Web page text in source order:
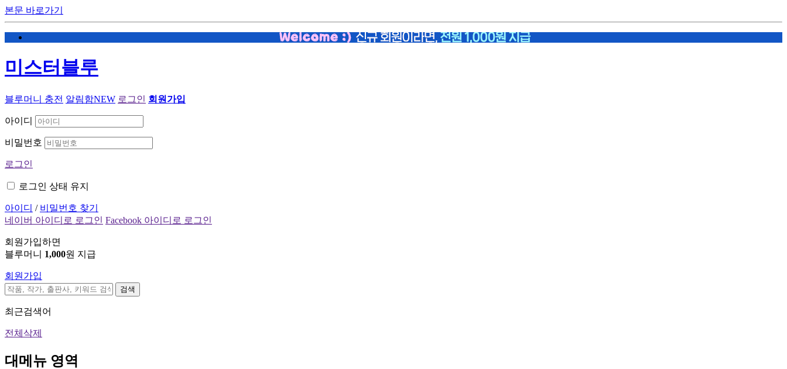
본문 바로가기
미스터블루
블루머니 충전 알림함NEW 로그인 회원가입
아이디
비밀번호
로그인
로그인 상태 유지
아이디 / 비밀번호 찾기
네이버 아이디로 로그인 Facebook 아이디로 로그인
회원가입하면
블루머니 1,000원 지급
회원가입
검색
최근검색어
전체삭제
대메뉴 영역